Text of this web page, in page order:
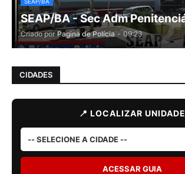
SEAP/BA - Sec Adm
Criado por Pagina de Polícia - 09:23
CIDADES
📍 LOCALIZAR UNIDADE
ACESSAR GUIA